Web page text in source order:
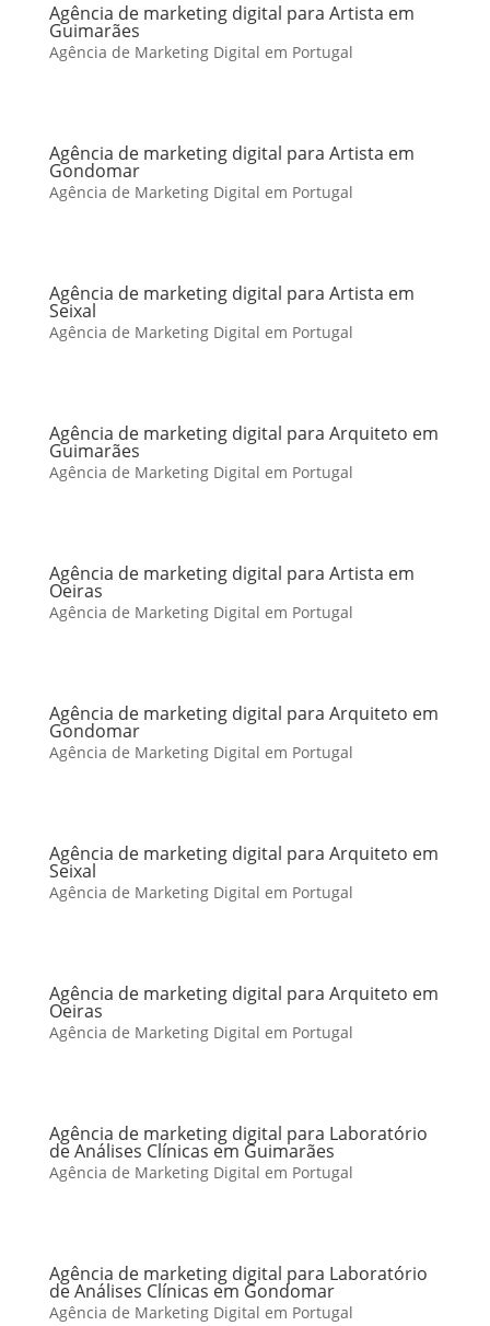
Agência de marketing digital para Artista em
Guimarães
Agência de Marketing Digital em Portugal
Agência de marketing digital para Artista em
Gondomar
Agência de Marketing Digital em Portugal
Agência de marketing digital para Artista em
Seixal
Agência de Marketing Digital em Portugal
Agência de marketing digital para Arquiteto em
Guimarães
Agência de Marketing Digital em Portugal
Agência de marketing digital para Artista em
Oeiras
Agência de Marketing Digital em Portugal
Agência de marketing digital para Arquiteto em
Gondomar
Agência de Marketing Digital em Portugal
Agência de marketing digital para Arquiteto em
Seixal
Agência de Marketing Digital em Portugal
Agência de marketing digital para Arquiteto em
Oeiras
Agência de Marketing Digital em Portugal
Agência de marketing digital para Laboratório
de Análises Clínicas em Guimarães
Agência de Marketing Digital em Portugal
Agência de marketing digital para Laboratório
de Análises Clínicas em Gondomar
Agência de Marketing Digital em Portugal